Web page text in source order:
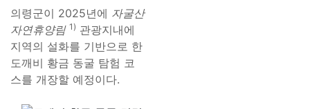
의령군이 2025년에 자굴산
자연휴양림 1) 관광지내에
지역의 설화를 기반으로 한
도깨비 황금 동굴 탐험 코
스를 개장할 예정이다.